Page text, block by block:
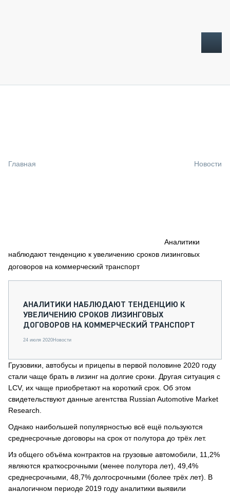
СПЕЦПРОЕКТЫ
МЕРОПРИЯТИЯ
СТАТЬИ ПО КАТЕГОРИЯМ ТЕХНИКИ
Главная Новости
Аналитики
наблюдают тенденцию к увеличению сроков лизинговых
договоров на коммерческий транспорт
АНАЛИТИКИ НАБЛЮДАЮТ ТЕНДЕНЦИЮ К
УВЕЛИЧЕНИЮ СРОКОВ ЛИЗИНГОВЫХ
ДОГОВОРОВ НА КОММЕРЧЕСКИЙ ТРАНСПОРТ
24 июля 2020Новости
Грузовики, автобусы и прицепы в первой половине 2020 году
стали чаще брать в лизинг на долгие сроки. Другая ситуация с
LCV, их чаще приобретают на короткий срок. Об этом
свидетельствуют данные агентства Russian Automotive Market
Research.
Однако наибольшей популярностью всё ещё пользуются
среднесрочные договоры на срок от полутора до трёх лет.
Из общего объёма контрактов на грузовые автомобили, 11,2%
являются краткосрочными (менее полутора лет), 49,4%
среднесрочными, 48,7% долгосрочными (более трёх лет). В
аналогичном периоде 2019 году аналитики выявили